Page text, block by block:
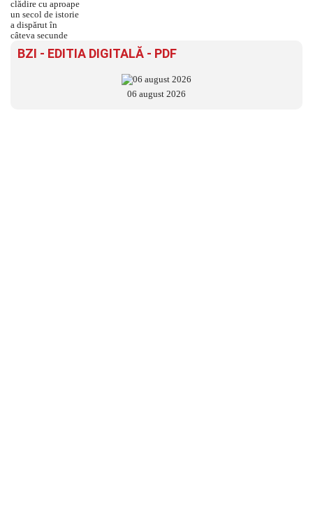
BZI - EDITIA DIGITALĂ - PDF
06 august 2026